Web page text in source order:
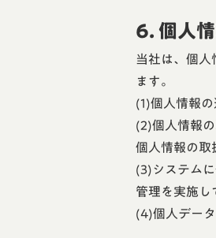
6. 個人
当社は、個
ます。
(1)個人情報
(2)個人情報
個人情報の取
(3)システム
管理を実施し
(4)個人デー